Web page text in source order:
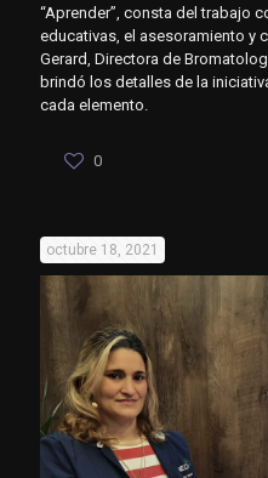
“Aprender”, consta del trabajo
educativas, el asesoramiento y
Gerard, Directora de
brindó los detalles de la
cada elemento.
0
octubre 18, 2021